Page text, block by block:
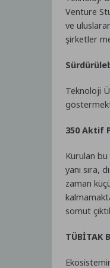
Venture
ve
şirketler
Teknoloji
350 Aktif
Kurulan
yanı sıra,
zaman
somut
TÜBİTAK